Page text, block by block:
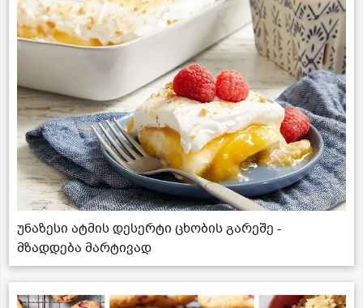
უნაზესი ატმის დესერტი ცხობის გარეშე -
მზადდება მარტივად